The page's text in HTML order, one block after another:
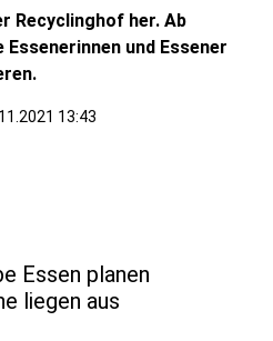
Recyclinghof her. Ab
und Essener
13:43
Essen planen
liegen aus